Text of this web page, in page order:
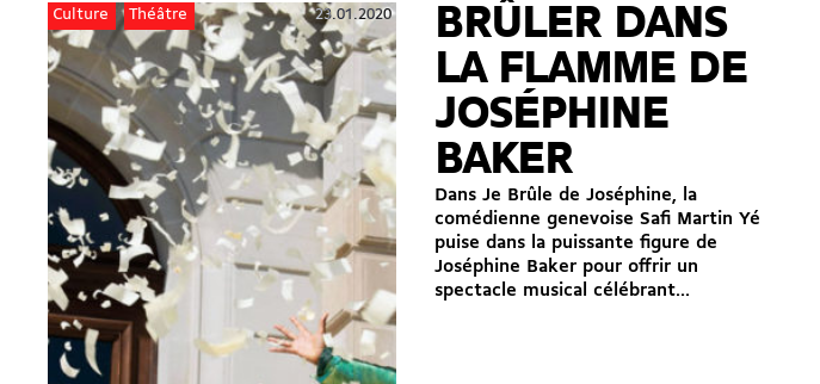
Culture Théâtre 23.01.2020
BRÛLER DANS
LA FLAMME DE
JOSÉPHINE
BAKER
Dans Je Brûle de Joséphine, la
comédienne genevoise Safi Martin Yé
puise dans la puissante figure de
Joséphine Baker pour offrir un
spectacle musical célébrant...